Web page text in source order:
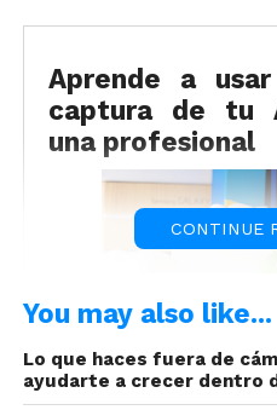
Aprende a
captura de tu
una profesional
CONTINUE
You may also like...
Lo que haces fuera de
ayudarte a crecer dentro